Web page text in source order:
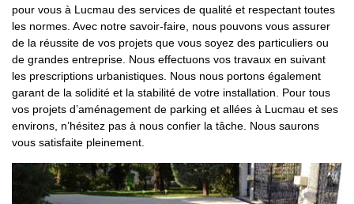
pour vous à Lucmau des services de qualité et respectant toutes
les normes. Avec notre savoir-faire, nous pouvons vous assurer
de la réussite de vos projets que vous soyez des particuliers ou
de grandes entreprise. Nous effectuons vos travaux en suivant
les prescriptions urbanistiques. Nous nous portons également
garant de la solidité et la stabilité de votre installation. Pour tous
vos projets d’aménagement de parking et allées à Lucmau et ses
environs, n’hésitez pas à nous confier la tâche. Nous saurons
vous satisfaite pleinement.